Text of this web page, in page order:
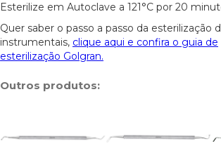
Esterilize em Autoclave a 121°C por 20
Quer saber o passo a passo da esterilização
instrumentais, clique aqui e confira o guia de
esterilização Golgran.
Outros produtos: